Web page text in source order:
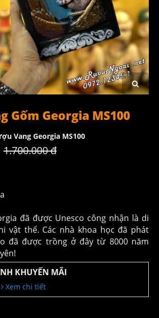
Gốm Georgia MS100
Vang Georgia MS100
1.700.000 đ
đã được Unesco công nhận là di
vật thể. Các nhà khoa học đã phát
đã được trồng ở đây từ 8000 năm
KHUYẾN MÃI
Xem chi tiết